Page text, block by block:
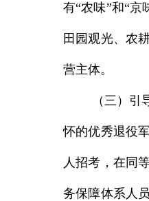
有“农味”和“京
田园观光、农
营主体。
（三）引
怀的优秀退役
人招考，在同
务保障体系人